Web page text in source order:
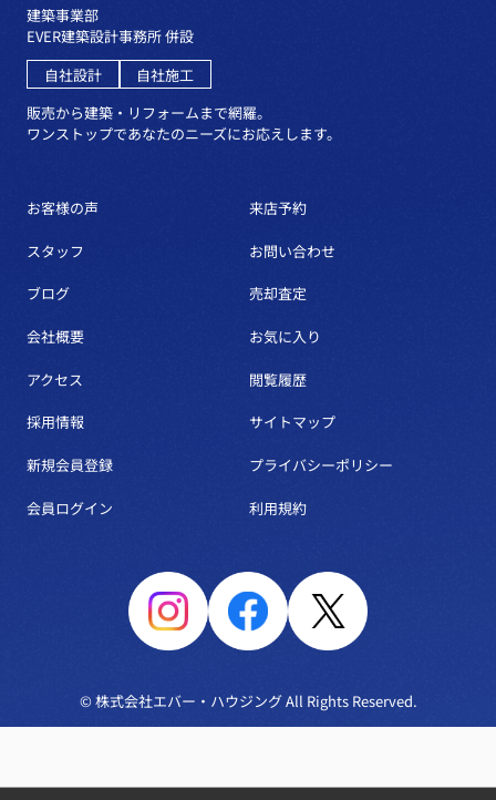
建築事業部
EVER建築設計事務所 併設
自社設計
自社施工
販売から建築・リフォームまで網羅。
ワンストップであなたのニーズにお応えします。
お客様の声
スタッフ
ブログ
会社概要
アクセス
採用情報
新規会員登録
会員ログイン
来店予約
お問い合わせ
売却査定
お気に入り
閲覧履歴
サイトマップ
プライバシーポリシー
利用規約
© 株式会社エバー・ハウジング All Rights Reserved.